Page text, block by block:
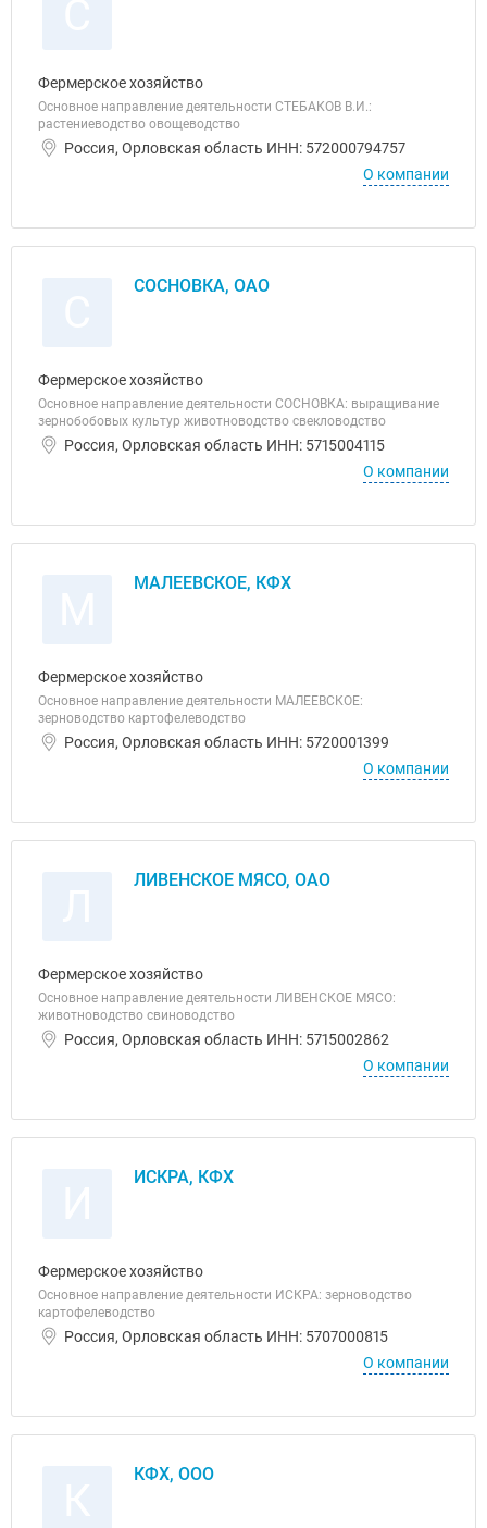
Фермерское хозяйство
Основное направление деятельности СТЕБАКОВ В.И.:
растениеводство овощеводство
Россия, Орловская область ИНН: 572000794757
О компании
СОСНОВКА, ОАО
Фермерское хозяйство
Основное направление деятельности СОСНОВКА: выращивание
зернобобовых культур животноводство свекловодство
Россия, Орловская область ИНН: 5715004115
О компании
МАЛЕЕВСКОЕ, КФХ
Фермерское хозяйство
Основное направление деятельности МАЛЕЕВСКОЕ:
зерноводство картофелеводство
Россия, Орловская область ИНН: 5720001399
О компании
ЛИВЕНСКОЕ МЯСО, ОАО
Фермерское хозяйство
Основное направление деятельности ЛИВЕНСКОЕ МЯСО:
животноводство свиноводство
Россия, Орловская область ИНН: 5715002862
О компании
ИСКРА, КФХ
Фермерское хозяйство
Основное направление деятельности ИСКРА: зерноводство
картофелеводство
Россия, Орловская область ИНН: 5707000815
О компании
КФХ, ООО